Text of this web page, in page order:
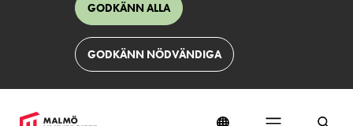
GODKÄNN ALLA
GODKÄNN NÖDVÄNDIGA